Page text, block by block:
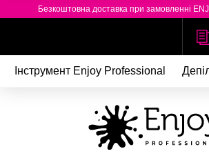
Безкоштовна доставка при замовленні
Інструмент Enjoy Professional